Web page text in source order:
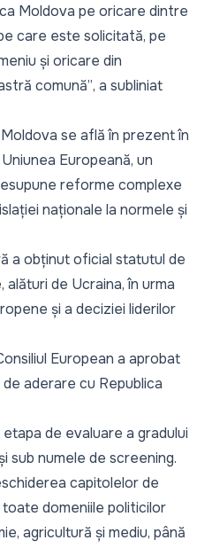
Moldova pe oricare dintre
care este solicitată, pe
și oricare din
comună”, a subliniat
se află în prezent în
Europeană, un
reforme complexe
naționale la normele și
a obținut oficial statutul de
alături de Ucraina, în urma
și a deciziei liderilor
European a aprobat
aderare cu Republica
de evaluare a gradului
sub numele de screening.
capitolelor de
domeniile politicilor
agricultură și mediu, până